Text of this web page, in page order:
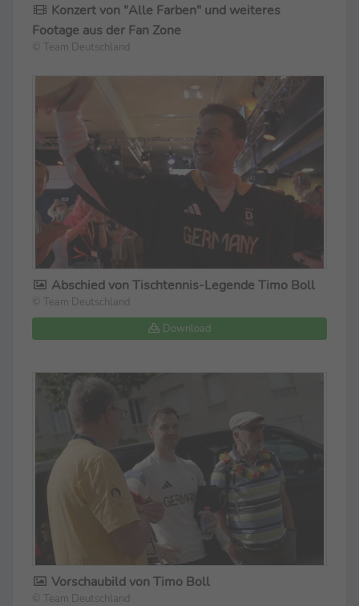
Konzert von "Alle Farben" und weiteres
Footage aus der Fan Zone
© Team Deutschland
Abschied von Tischtennis-Legende Timo Boll
© Team Deutschland
Download
Vorschaubild von Timo Boll
© Team Deutschland